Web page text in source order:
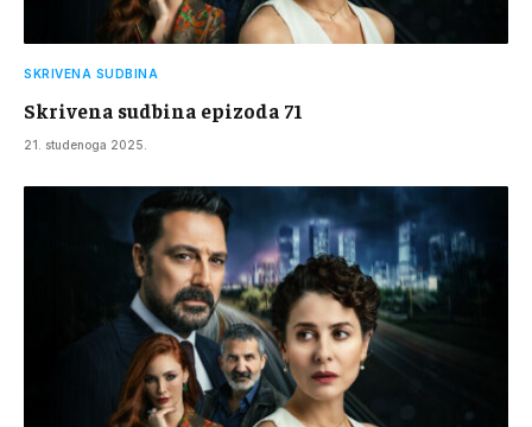
SKRIVENA SUDBINA
Skrivena sudbina epizoda 71
21. studenoga 2025.